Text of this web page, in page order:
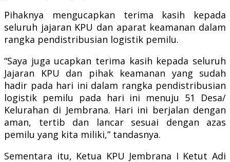
Pihaknya mengucapkan terima kasih kepada
seluruh jajaran KPU dan aparat keamanan dalam
rangka pendistribusian logistik pemilu.
“Saya juga ucapkan terima kasih kepada seluruh
Jajaran KPU dan pihak keamanan yang sudah
hadir pada hari ini dalam rangka pendistribusian
logistik pemilu pada hari ini menuju 51 Desa/
Kelurahan di Jembrana. Hari ini berjalan dengan
aman, tertib dan lancar sesuai dengan azas
pemilu yang kita miliki,” tandasnya.
Sementara itu, Ketua KPU Jembrana I Ketut Adi